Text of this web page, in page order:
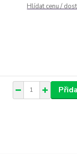
Hlídat cenu /